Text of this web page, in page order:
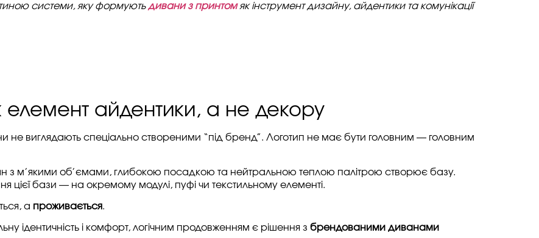
системи, яку формуютьдивани з принтом як інструмент дизайну, айдентики та комунікації
елемент айдентики, а не декору
не виглядають спеціально створеними “під бренд”. Логотип не має бути головним — головним
з м’якими об’ємами, глибокою посадкою та нейтральною теплою палітрою створює базу.
цієї бази — на окремому модулі, пуфі чи текстильному елементі.
а проживається.
ідентичність і комфорт, логічним продовженням є рішення з брендованими диванами